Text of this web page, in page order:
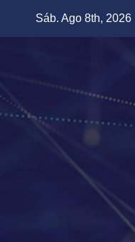
Sáb. Ago 8th, 2026